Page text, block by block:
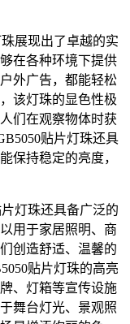
展现出了卓越的实
在各种环境下提供
外广告，都能轻松
该灯珠的显色性极
们在观察物体时获
贴片灯珠还具
保持稳定的亮度，
灯珠还具备广泛的
用于家居照明、商
创造舒适、温馨的
贴片灯珠的高亮
、灯箱等宣传设施
舞台灯光、景观照